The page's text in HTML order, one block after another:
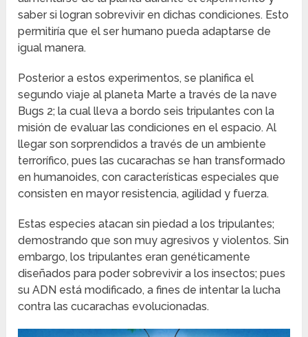
saber si logran sobrevivir en dichas condiciones. Esto
permitiría que el ser humano pueda adaptarse de
igual manera.
Posterior a estos experimentos, se planifica el
segundo viaje al planeta Marte a través de la nave
Bugs 2; la cual lleva a bordo seis tripulantes con la
misión de evaluar las condiciones en el espacio. Al
llegar son sorprendidos a través de un ambiente
terrorífico, pues las cucarachas se han transformado
en humanoides, con características especiales que
consisten en mayor resistencia, agilidad y fuerza.
Estas especies atacan sin piedad a los tripulantes;
demostrando que son muy agresivos y violentos. Sin
embargo, los tripulantes eran genéticamente
diseñados para poder sobrevivir a los insectos; pues
su ADN está modificado, a fines de intentar la lucha
contra las cucarachas evolucionadas.